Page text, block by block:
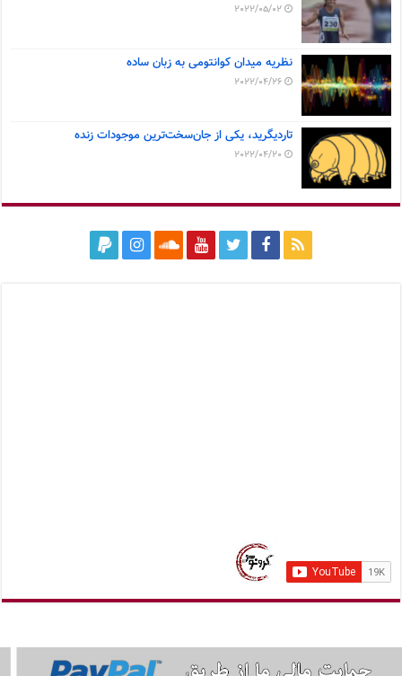
2022/05/02
نظریه میدان کوانتومی به زبان ساده
2022/04/26
تاردیگرید، یکی از جان‌سخت‌ترین موجودات زنده
2022/04/20